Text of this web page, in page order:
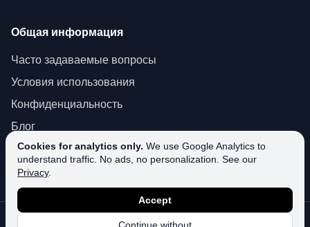
Cookies for analytics only. We use Google Analytics to
understand traffic. No ads, no personalization. See our
Privacy.
Accept
Общая информация
Часто задаваемые вопросы
Условия использования
Конфиденциальность
Блог
About SoundPlusUA
Поддержка
SoundPlusUA. Все права защищены.